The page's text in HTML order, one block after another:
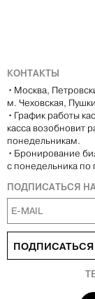
КОНТАКТЫ
• Москва,
м. Чеховская,
• График работы
касса возобновит
понедельникам.
• Бронирование
с понедельника по
ПОДПИСАТЬСЯ
ПОДПИСАТЬСЯ